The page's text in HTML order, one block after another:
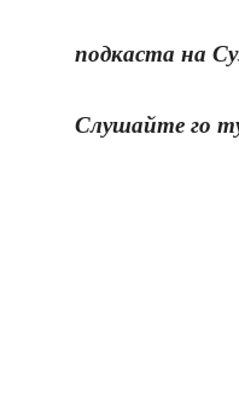
подкаста на
Слушайте го